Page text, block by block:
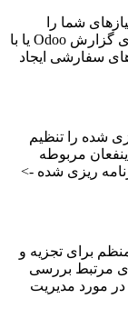
شما را
برآورده نمی‌کنند، می‌توانید با استفاده از ابزارهای گزارش Odoo یا با
سفارشی ایجاد
شده را تنظیم
مربوطه
ریزی شده ->
برای تجزیه و
مرتبط بررسی
در مورد مدیریت